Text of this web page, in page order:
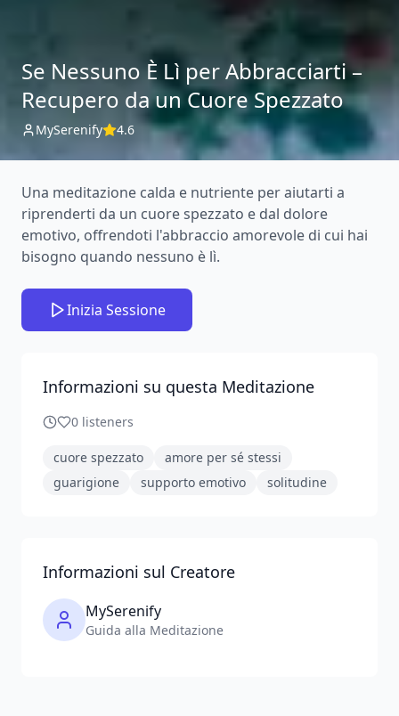
Se Nessuno È Lì per Abbracciarti –
Recupero da un Cuore Spezzato
MySerenify 4.6
Una meditazione calda e nutriente per aiutarti a
riprenderti da un cuore spezzato e dal dolore
emotivo, offrendoti l'abbraccio amorevole di cui hai
bisogno quando nessuno è lì.
Inizia Sessione
Informazioni su questa Meditazione
0 listeners
cuore spezzato
amore per sé stessi
guarigione
supporto emotivo solitudine
Informazioni sul Creatore
MySerenify
Guida alla Meditazione